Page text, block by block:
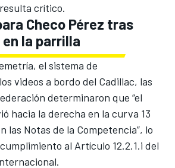
crítico.
Checo Pérez tras
la parrilla
el sistema de
videos a bordo del Cadillac, las
determinaron que “el
hacia la derecha en la curva 13
las Notas de la Competencia”, lo
al Artículo 12.2.1.i del